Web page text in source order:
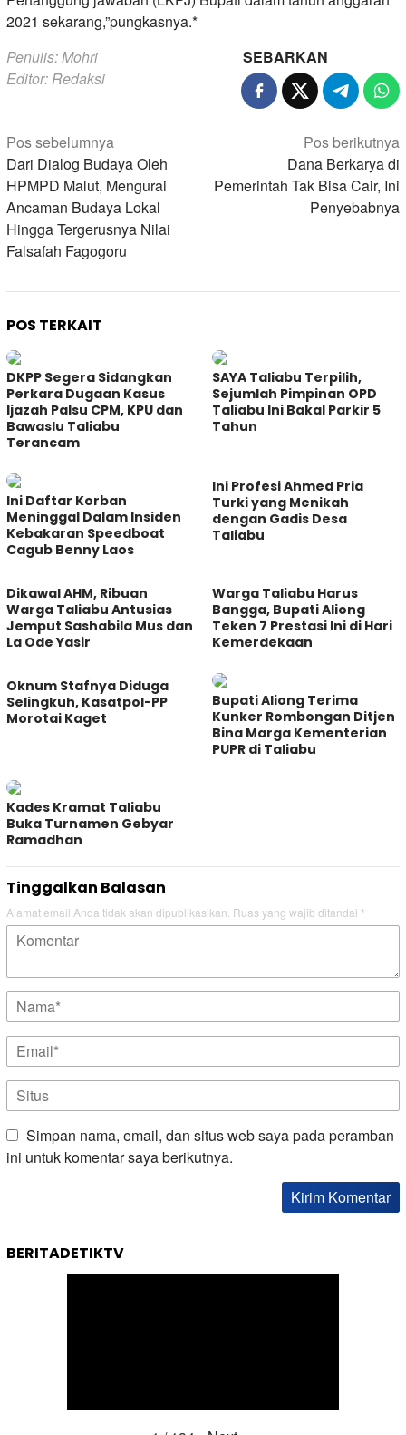
2021 sekarang,”pungkasnya.*
Penulis: Mohri
Editor: Redaksi
SEBARKAN
Navigasi
pos
Pos sebelumnya
Dari Dialog Budaya Oleh
HPMPD Malut, Mengurai
Ancaman Budaya Lokal
Hingga Tergerusnya Nilai
Falsafah Fagogoru
Pos berikutnya
Dana Berkarya di
Pemerintah Tak Bisa Cair, Ini
Penyebabnya
POS TERKAIT
DKPP Segera Sidangkan
Perkara Dugaan Kasus
Ijazah Palsu CPM, KPU dan
Bawaslu Taliabu
Terancam
SAYA Taliabu Terpilih,
Sejumlah Pimpinan OPD
Taliabu Ini Bakal Parkir 5
Tahun
Ini Daftar Korban
Meninggal Dalam Insiden
Kebakaran Speedboat
Cagub Benny Laos
Ini Profesi Ahmed Pria
Turki yang Menikah
dengan Gadis Desa
Taliabu
Dikawal AHM, Ribuan
Warga Taliabu Antusias
Jemput Sashabila Mus dan
La Ode Yasir
Warga Taliabu Harus
Bangga, Bupati Aliong
Teken 7 Prestasi Ini di Hari
Kemerdekaan
Oknum Stafnya Diduga
Selingkuh, Kasatpol-PP
Morotai Kaget
Bupati Aliong Terima
Kunker Rombongan Ditjen
Bina Marga Kementerian
PUPR di Taliabu
Kades Kramat Taliabu
Buka Turnamen Gebyar
Ramadhan
Tinggalkan Balasan
Alamat email Anda tidak akan dipublikasikan. Ruas yang wajib ditandai *
Simpan nama, email, dan situs web saya pada peramban
ini untuk komentar saya berikutnya.
BERITADETIKTV